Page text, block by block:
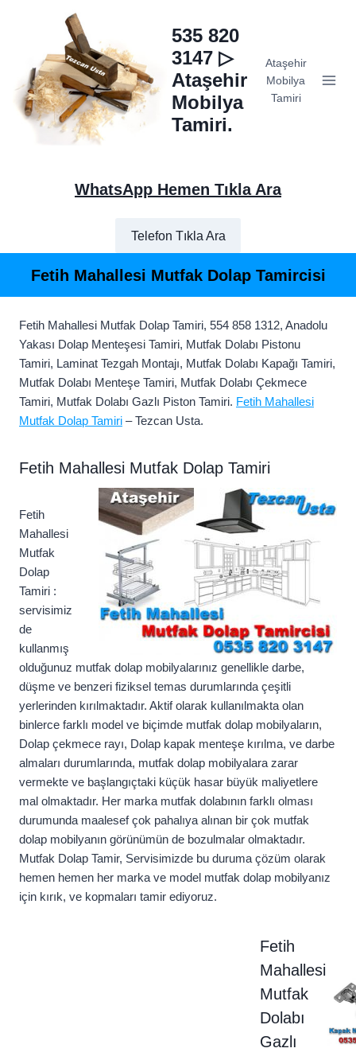
535 820
3147 ▷
Ataşehir
Mobilya
Tamiri.
Ataşehir
Mobilya
Tamiri
WhatsApp Hemen Tıkla Ara
Telefon Tıkla Ara
Fetih Mahallesi Mutfak Dolap Tamircisi
Fetih Mahallesi Mutfak Dolap Tamiri, 554 858 1312, Anadolu
Yakası Dolap Menteşesi Tamiri, Mutfak Dolabı Pistonu
Tamiri, Laminat Tezgah Montajı, Mutfak Dolabı Kapağı Tamiri,
Mutfak Dolabı Menteşe Tamiri, Mutfak Dolabı Çekmece
Tamiri, Mutfak Dolabı Gazlı Piston Tamiri. Fetih Mahallesi
Mutfak Dolap Tamiri – Tezcan Usta.
Fetih Mahallesi Mutfak Dolap Tamiri
Fetih
Mahallesi
Mutfak
Dolap
Tamiri :
servisimiz
de
kullanmış
olduğunuz mutfak dolap mobilyalarınız genellikle darbe,
düşme ve benzeri fiziksel temas durumlarında çeşitli
yerlerinden kırılmaktadır. Aktif olarak kullanılmakta olan
binlerce farklı model ve biçimde mutfak dolap mobilyaların,
Dolap çekmece rayı, Dolap kapak menteşe kırılma, ve darbe
almaları durumlarında, mutfak dolap mobilyalara zarar
vermekte ve başlangıçtaki küçük hasar büyük maliyetlere
mal olmaktadır. Her marka mutfak dolabının farklı olması
durumunda maalesef çok pahalıya alınan bir çok mutfak
dolap mobilyanın görünümün de bozulmalar olmaktadır.
Mutfak Dolap Tamir, Servisimizde bu duruma çözüm olarak
hemen hemen her marka ve model mutfak dolap mobilyanız
için kırık, ve kopmaları tamir ediyoruz.
Fetih
Mahallesi
Mutfak
Dolabı
Gazlı